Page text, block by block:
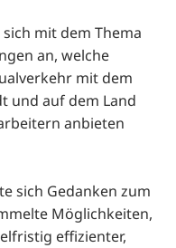
mit dem Thema
an, welche
mit dem
und auf dem Land
anbieten
sich Gedanken zum
Möglichkeiten,
effizienter,